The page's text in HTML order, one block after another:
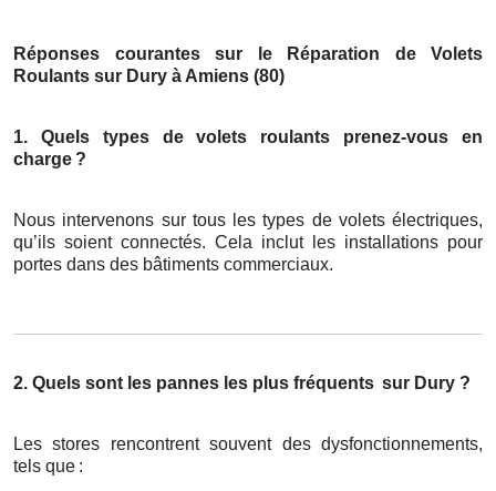
Réponses courantes sur le Réparation de Volets
Roulants sur Dury à Amiens (80)
1. Quels types de volets roulants prenez-vous en
charge ?
Nous intervenons sur tous les types de volets électriques,
qu’ils soient connectés. Cela inclut les installations pour
portes dans des bâtiments commerciaux.
2. Quels sont les pannes les plus fréquents sur Dury ?
Les stores rencontrent souvent des dysfonctionnements,
tels que :